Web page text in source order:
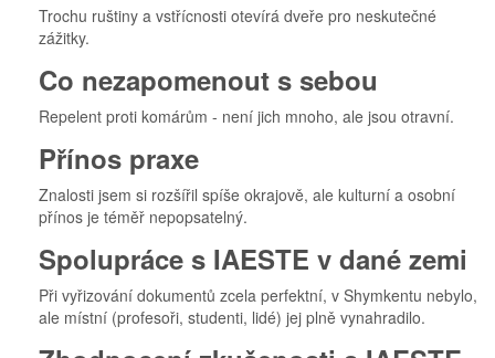
Trochu ruštiny a vstřícnosti otevírá dveře pro neskutečné
zážitky.
Co nezapomenout s sebou
Repelent proti komárům - není jich mnoho, ale jsou otravní.
Přínos praxe
Znalosti jsem si rozšířil spíše okrajově, ale kulturní a osobní
přínos je téměř nepopsatelný.
Spolupráce s IAESTE v dané zemi
Při vyřizování dokumentů zcela perfektní, v Shymkentu nebylo,
ale místní (profesoři, studenti, lidé) jej plně vynahradilo.